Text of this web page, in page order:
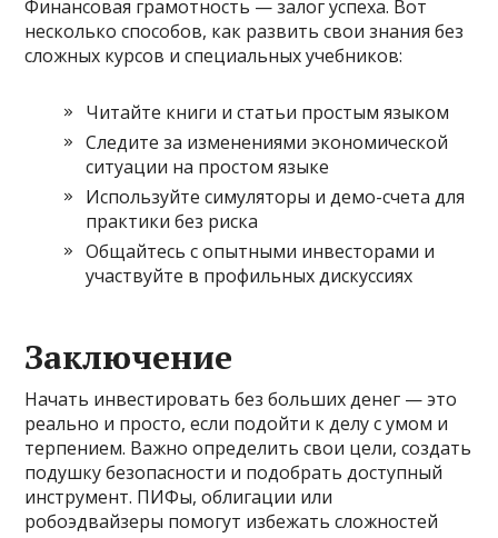
Финансовая грамотность — залог успеха. Вот
несколько способов, как развить свои знания без
сложных курсов и специальных учебников:
Читайте книги и статьи простым языком
Следите за изменениями экономической
ситуации на простом языке
Используйте симуляторы и демо-счета для
практики без риска
Общайтесь с опытными инвесторами и
участвуйте в профильных дискуссиях
Заключение
Начать инвестировать без больших денег — это
реально и просто, если подойти к делу с умом и
терпением. Важно определить свои цели, создать
подушку безопасности и подобрать доступный
инструмент. ПИФы, облигации или
робоэдвайзеры помогут избежать сложностей